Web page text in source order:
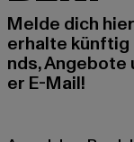
Melde dich
erhalte künftig
nds, Angebote
er E-Mail!